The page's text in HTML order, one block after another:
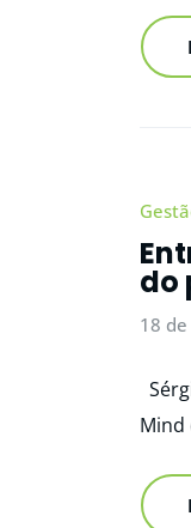
do
18
Mind